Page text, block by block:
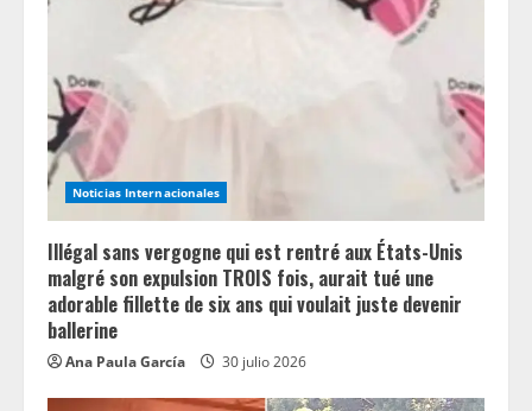
Noticias Internacionales
Illégal sans vergogne qui est rentré aux États-Unis
malgré son expulsion TROIS fois, aurait tué une
adorable fillette de six ans qui voulait juste devenir
ballerine
Ana Paula García 30 julio 2026